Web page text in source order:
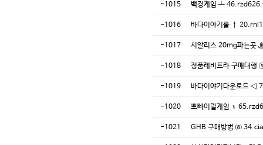
-1015 백경게임 ┷
-1016 바다이야기룰 ↑
-1017 시알리스 20mg파는
-1018 정품레비트라 구매대
-1019 바다이야기다운로드 ◁
-1020 뽀빠이릴게임 ♄
-1021 GHB 구매방법 ㈍